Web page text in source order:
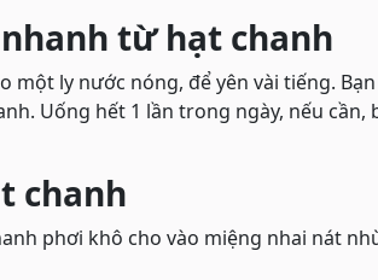
từ hạt chanh
một ly nước nóng, để yên vài tiếng.
Uống hết 1 lần trong ngày, nếu cần,
chanh
phơi khô cho vào miệng nhai nát